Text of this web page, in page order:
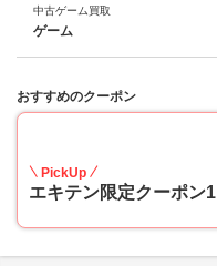
中古ゲーム買取
ゲーム
おすすめのクーポン
PickUp
エキテン限定クーポン1